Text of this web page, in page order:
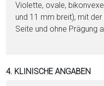
Violette, ovale,
und 11 mm breit), mit der
Seite und ohne Prägung
4. KLINISCHE ANGABEN